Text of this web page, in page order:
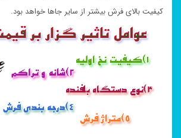
کیفیت بالای فرش بیشتر از سایر جاها خواهد بود.